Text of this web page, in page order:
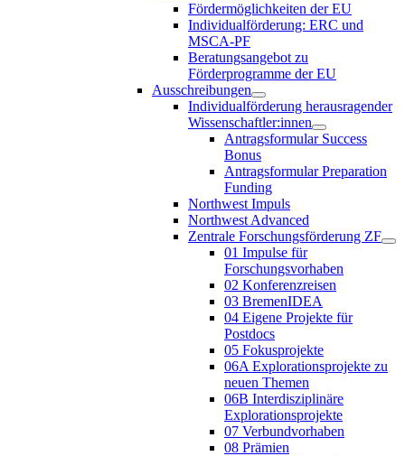
Fördermöglichkeiten der EU
Individualförderung: ERC und
MSCA-PF
Beratungsangebot zu
Förderprogramme der EU
Ausschreibungen
Individualförderung herausragender
Wissenschaftler:innen
Antragsformular Success
Bonus
Antragsformular Preparation
Funding
Northwest Impuls
Northwest Advanced
Zentrale Forschungsförderung ZF
01 Impulse für
Forschungsvorhaben
02 Konferenzreisen
03 BremenIDEA
04 Eigene Projekte für
Postdocs
05 Fokusprojekte
06A Explorationsprojekte zu
neuen Themen
06B Interdisziplinäre
Explorationsprojekte
07 Verbundvorhaben
08 Prämien